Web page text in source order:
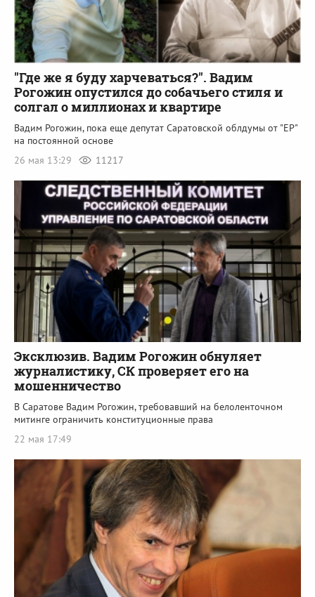
"Где же я буду харчеваться?". Вадим
Рогожин опустился до собачьего стиля и
солгал о миллионах и квартире
Вадим Рогожин, пока еще депутат Саратовской облдумы от "ЕР"
на постоянной основе
26 мая 13:29
11217
Эксклюзив. Вадим Рогожин обнуляет
журналистику, СК проверяет его на
мошенничество
В Саратове Вадим Рогожин, требовавший на белоленточном
митинге ограничить конституционные права
22 мая 17:49